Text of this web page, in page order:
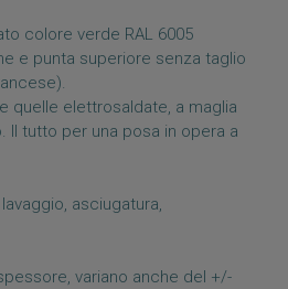
colore verde RAL 6005
e punta superiore senza taglio
quelle elettrosaldate, a maglia
tutto per una posa in opera a
asciugatura,
variano anche del +/-